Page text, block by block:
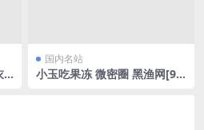
国内名站
小玉吃果冻 微密圈 黑渔网[9